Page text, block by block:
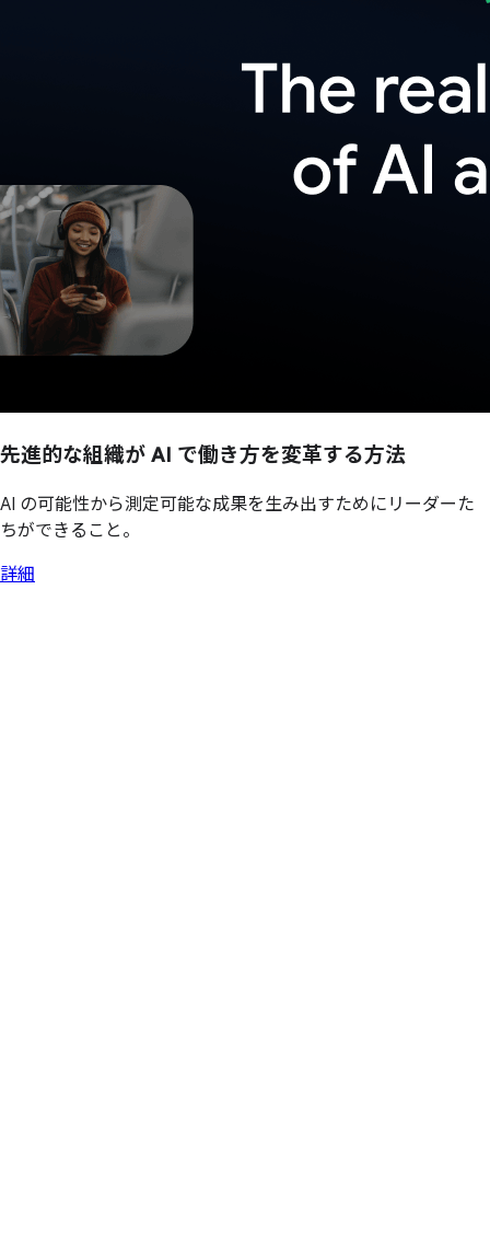
先進的な組織が AI で働き方を変革する方法
AI の可能性から測定可能な成果を生み出すためにリーダーた
ちができること。
詳細